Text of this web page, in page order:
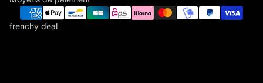
frenchy deal